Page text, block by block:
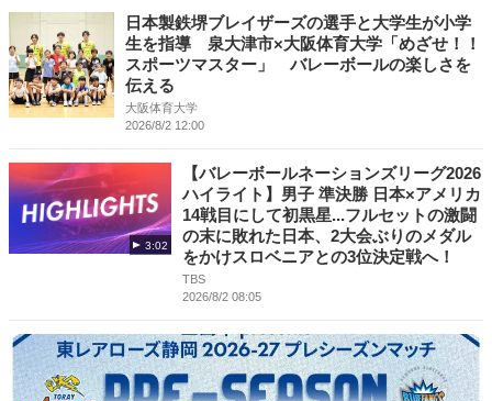
日本製鉄堺ブレイザーズの選手と大学生が小学
生を指導 泉大津市×大阪体育大学「めざせ！！
スポーツマスター」 バレーボールの楽しさを
伝える
大阪体育大学
2026/8/2 12:00
3:02
【バレーボールネーションズリーグ2026
ハイライト】男子 準決勝 日本×アメリカ
14戦目にして初黒星...フルセットの激闘
の末に敗れた日本、2大会ぶりのメダル
をかけスロベニアとの3位決定戦へ！
TBS
2026/8/2 08:05